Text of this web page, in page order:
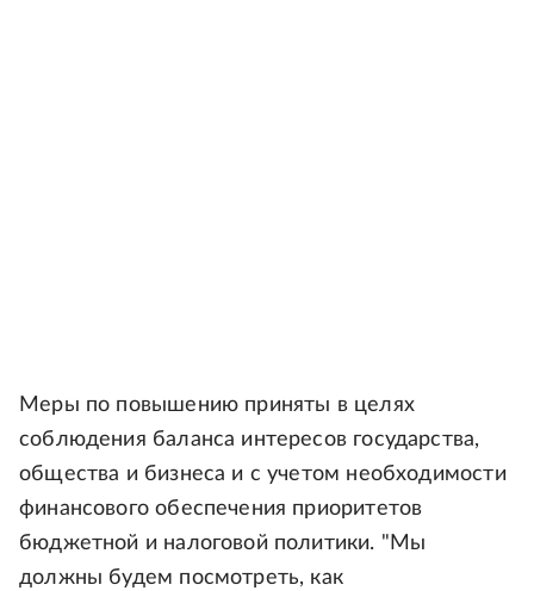
Меры по повышению приняты в целях
соблюдения баланса интересов государства,
общества и бизнеса и с учетом необходимости
финансового обеспечения приоритетов
бюджетной и налоговой политики. "Мы
должны будем посмотреть, как